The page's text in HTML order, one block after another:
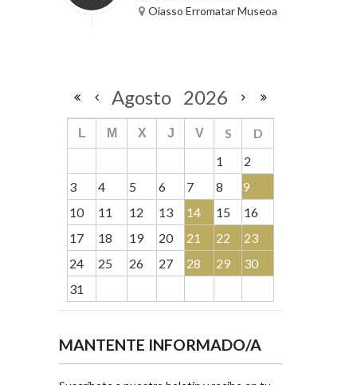
Oiasso Erromatar Museoa
Agosto 2026
L M X J V S
D
1
2
3
4 5 6 7 8
9
10
11 12 13 14 15
16
17
18 19 20 21 22
23
24
25 26 27 28 29
30
31
MANTENTE INFORMADO/A